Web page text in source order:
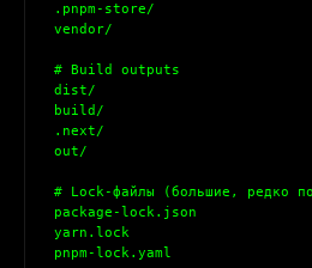
.pnpm-store/
vendor/
# Build outputs
dist/
build/
.next/
out/
# Lock-файлы (большие, редко
package-lock.json
yarn.lock
pnpm-lock.yaml